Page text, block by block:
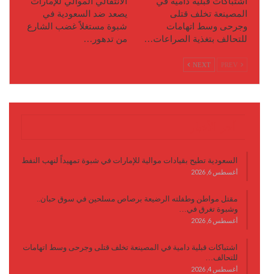
المصينعة تخلف قتلى
وجرحى وسط اتهامات
للتحالف بتغذية الصراعات…
يصعد ضد السعودية في
شبوة مستغلاً غضب الشارع
من تدهور…
NEXT
السعودية تطيح بقيادات موالية للإمارات في شبوة تمهيداً لنهب النفط
أغسطس 6, 2026
مقتل مواطن وطفلته الرضيعة برصاص مسلحين في سوق حبان..
وشبوة تغرق في…
أغسطس 6, 2026
اشتباكات قبلية دامية في المصينعة تخلف قتلى وجرحى وسط اتهامات
للتحالف…
أغسطس 4, 2026